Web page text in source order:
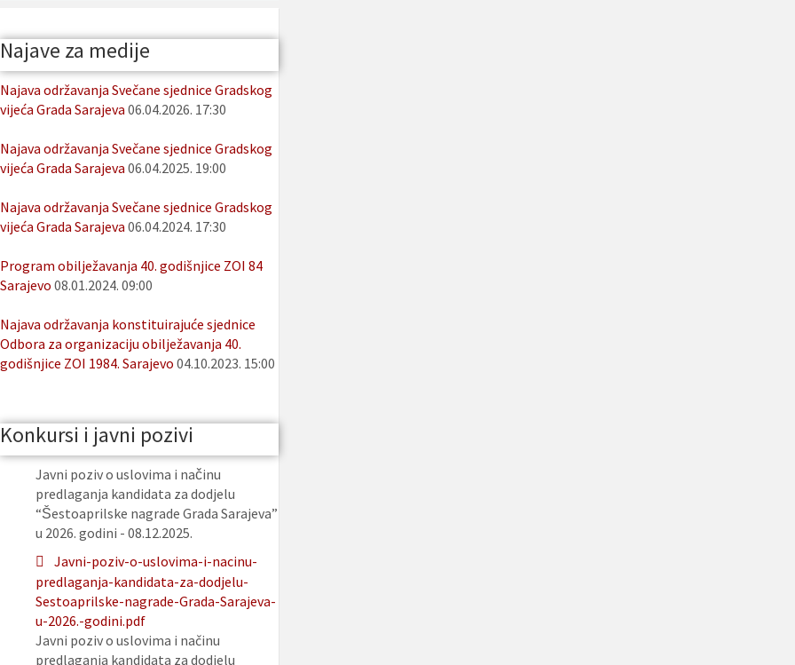
Najave za medije
Najava održavanja Svečane sjednice Gradskog
vijeća Grada Sarajeva 06.04.2026. 17:30
Najava održavanja Svečane sjednice Gradskog
vijeća Grada Sarajeva 06.04.2025. 19:00
Najava održavanja Svečane sjednice Gradskog
vijeća Grada Sarajeva 06.04.2024. 17:30
Program obilježavanja 40. godišnjice ZOI 84
Sarajevo 08.01.2024. 09:00
Najava održavanja konstituirajuće sjednice
Odbora za organizaciju obilježavanja 40.
godišnjice ZOI 1984. Sarajevo 04.10.2023. 15:00
Konkursi i javni pozivi
Javni poziv o uslovima i načinu
predlaganja kandidata za dodjelu
“Šestoaprilske nagrade Grada Sarajeva”
u 2026. godini - 08.12.2025.
Javni-poziv-o-uslovima-i-nacinu-
predlaganja-kandidata-za-dodjelu-
Sestoaprilske-nagrade-Grada-Sarajeva-
u-2026.-godini.pdf
Javni poziv o uslovima i načinu
predlaganja kandidata za dodjelu